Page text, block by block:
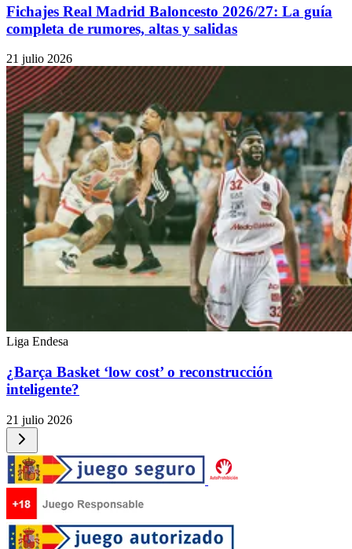
Fichajes Real Madrid Baloncesto 2026/27: La guía
completa de rumores, altas y salidas
21 julio 2026
Liga Endesa
¿Barça Basket ‘low cost’ o reconstrucción
inteligente?
21 julio 2026